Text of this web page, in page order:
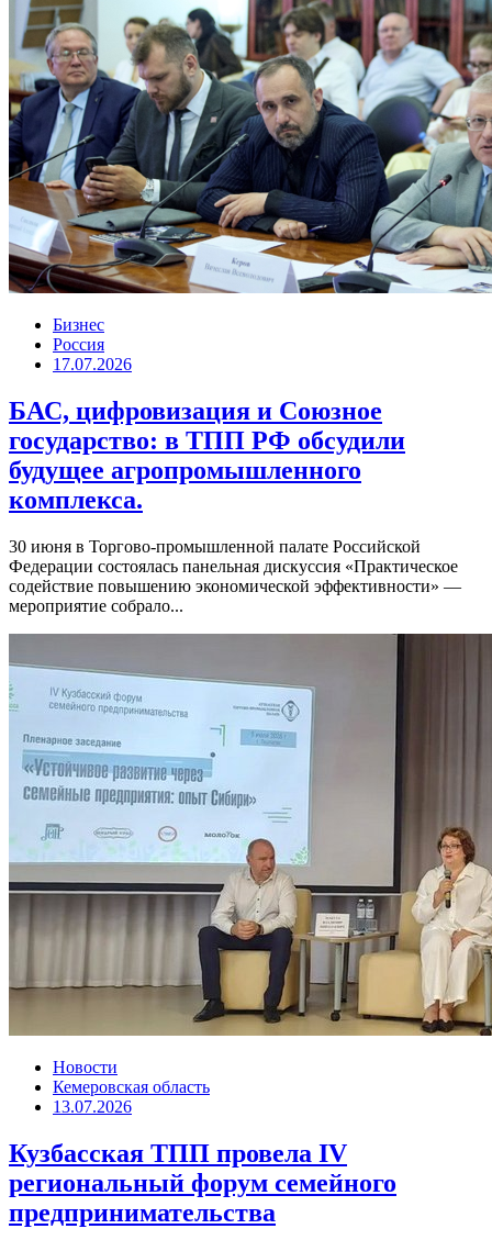
Бизнес
Россия
17.07.2026
БАС, цифровизация и Союзное
государство: в ТПП РФ обсудили
будущее агропромышленного
комплекса.
30 июня в Торгово-промышленной палате Российской
Федерации состоялась панельная дискуссия «Практическое
содействие повышению экономической эффективности» —
мероприятие собрало...
Новости
Кемеровская область
13.07.2026
Кузбасская ТПП провела IV
региональный форум семейного
предпринимательства